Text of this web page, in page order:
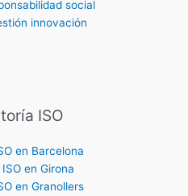
social
innovación
ISO
en Barcelona
en Girona
en Granollers